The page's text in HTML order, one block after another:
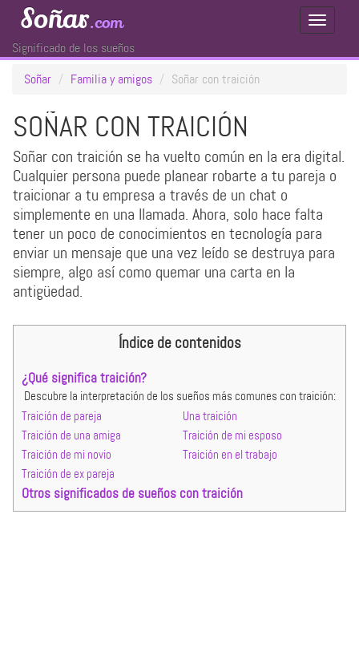
Toggle
Soñar.com
Significado de los sueños
Soñar
Familia y amigos Soñar con traición
SOÑAR CON TRAICIÓN
Soñar con traición se ha vuelto común en la era digital.
Cualquier persona puede planear robarte a tu pareja o
traicionar a tu empresa a través de un chat o
simplemente en una llamada. Ahora, solo hace falta
tener un poco de conocimientos en tecnología para
enviar un mensaje que una vez leído se destruya para
siempre, algo así como quemar una carta en la
antigüedad.
Índice de contenidos
¿Qué significa traición?
Descubre la interpretación de los sueños más comunes con traición:
Traición de pareja
Una traición
Traición de una amiga
Traición de mi esposo
Traición de mi novio
Traición en el trabajo
Traición de ex pareja
Otros significados de sueños con traición